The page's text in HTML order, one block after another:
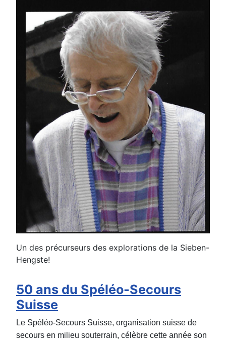
Un des précurseurs des explorations de la Sieben-
Hengste!
50 ans du Spéléo-Secours
Suisse
Le Spéléo-Secours Suisse, organisation suisse de
secours en milieu souterrain, célèbre cette année son